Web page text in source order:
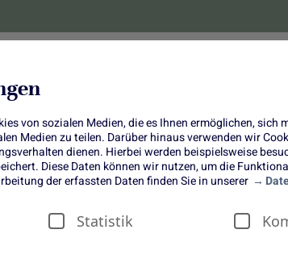
von sozialen Medien, die es Ihnen ermöglichen,
Medien zu teilen. Darüber hinaus verwenden wir
dienen. Hierbei werden beispielsweise
Diese Daten können wir nutzen, um die
der erfassten Daten finden Sie in unserer
Statistik
Tief verwurzelt in
Speiseplan